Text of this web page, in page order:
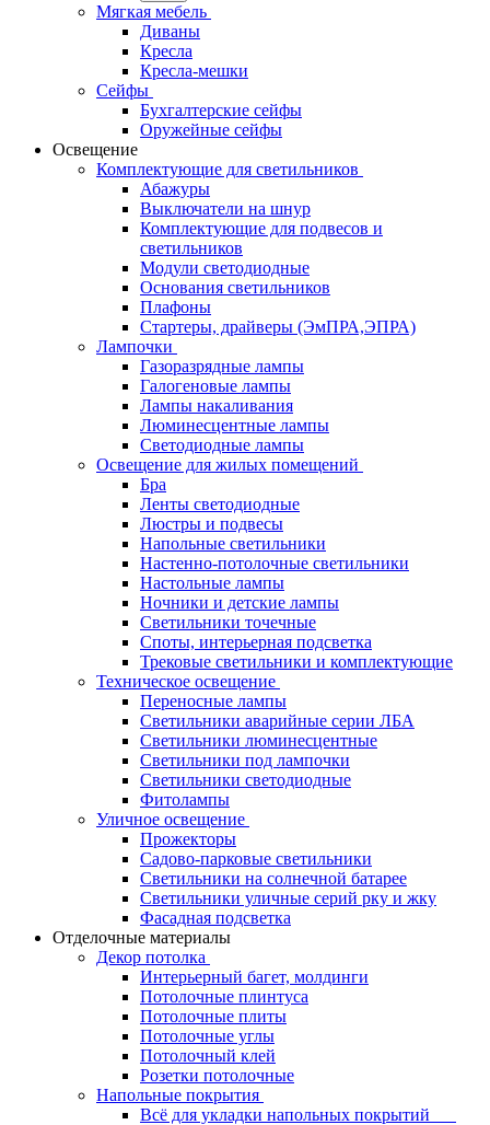
Мягкая мебель
Диваны
Кресла
Кресла-мешки
Сейфы
Бухгалтерские сейфы
Оружейные сейфы
Освещение
Комплектующие для светильников
Абажуры
Выключатели на шнур
Комплектующие для подвесов и
светильников
Модули светодиодные
Основания светильников
Плафоны
Стартеры, драйверы (ЭмПРА,ЭПРА)
Лампочки
Газоразрядные лампы
Галогеновые лампы
Лампы накаливания
Люминесцентные лампы
Светодиодные лампы
Освещение для жилых помещений
Бра
Ленты светодиодные
Люстры и подвесы
Напольные светильники
Настенно-потолочные светильники
Настольные лампы
Ночники и детские лампы
Светильники точечные
Споты, интерьерная подсветка
Трековые светильники и комплектующие
Техническое освещение
Переносные лампы
Светильники аварийные серии ЛБА
Светильники люминесцентные
Светильники под лампочки
Светильники светодиодные
Фитолампы
Уличное освещение
Прожекторы
Садово-парковые светильники
Светильники на солнечной батарее
Светильники уличные серий рку и жку
Фасадная подсветка
Отделочные материалы
Декор потолка
Интерьерный багет, молдинги
Потолочные плинтуса
Потолочные плиты
Потолочные углы
Потолочный клей
Розетки потолочные
Напольные покрытия
Всё для укладки напольных покрытий